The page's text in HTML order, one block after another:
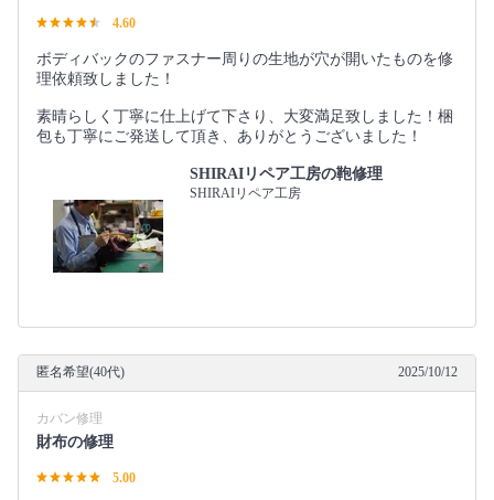
4.60
ボディバックのファスナー周りの生地が穴が開いたものを修
理依頼致しました！
素晴らしく丁寧に仕上げて下さり、大変満足致しました！梱
包も丁寧にご発送して頂き、ありがとうございました！
SHIRAIリペア工房の鞄修理
SHIRAIリペア工房
匿名希望(40代) 2025/10/12
カバン修理
財布の修理
5.00